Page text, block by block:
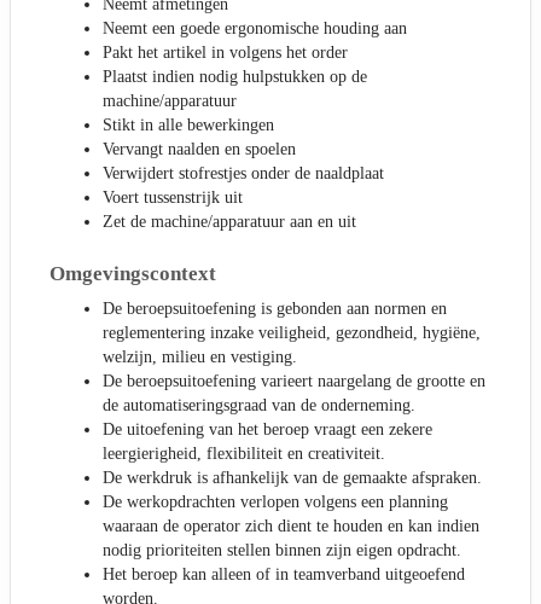
Neemt afmetingen
Neemt een goede ergonomische houding aan
Pakt het artikel in volgens het order
Plaatst indien nodig hulpstukken op de
machine/apparatuur
Stikt in alle bewerkingen
Vervangt naalden en spoelen
Verwijdert stofrestjes onder de naaldplaat
Voert tussenstrijk uit
Zet de machine/apparatuur aan en uit
Omgevingscontext
De beroepsuitoefening is gebonden aan normen en
reglementering inzake veiligheid, gezondheid, hygiëne,
welzijn, milieu en vestiging.
De beroepsuitoefening varieert naargelang de grootte en
de automatiseringsgraad van de onderneming.
De uitoefening van het beroep vraagt een zekere
leergierigheid, flexibiliteit en creativiteit.
De werkdruk is afhankelijk van de gemaakte afspraken.
De werkopdrachten verlopen volgens een planning
waaraan de operator zich dient te houden en kan indien
nodig prioriteiten stellen binnen zijn eigen opdracht.
Het beroep kan alleen of in teamverband uitgeoefend
worden.